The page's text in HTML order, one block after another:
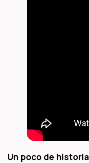
Un poco de historia